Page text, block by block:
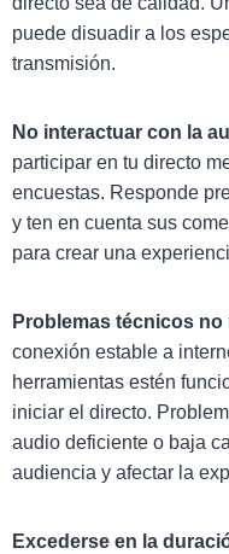
puede disuadir a los
transmisión.
No interactuar con la
participar en tu directo
encuestas. Responde
y ten en cuenta sus
para crear una
Problemas técnicos no
conexión estable a
herramientas estén
iniciar el directo.
audio deficiente o baja
audiencia y afectar la
Excederse en la